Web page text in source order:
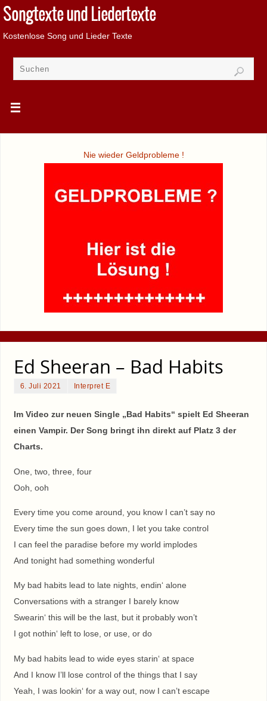
Songtexte und Liedertexte
Kostenlose Song und Lieder Texte
Nie wieder Geldprobleme !
Ed Sheeran – Bad Habits
6. Juli 2021 Interpret E
Im Video zur neuen Single „Bad Habits“ spielt Ed Sheeran
einen Vampir. Der Song bringt ihn direkt auf Platz 3 der
Charts.
One, two, three, four
Ooh, ooh
Every time you come around, you know I can’t say no
Every time the sun goes down, I let you take control
I can feel the paradise before my world implodes
And tonight had something wonderful
My bad habits lead to late nights, endin‘ alone
Conversations with a stranger I barely know
Swearin‘ this will be the last, but it probably won’t
I got nothin‘ left to lose, or use, or do
My bad habits lead to wide eyes starin‘ at space
And I know I’ll lose control of the things that I say
Yeah, I was lookin‘ for a way out, now I can’t escape